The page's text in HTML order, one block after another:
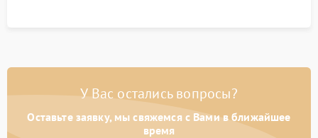
У Вас остались вопросы?
Оставьте заявку, мы свяжемся с Вами в ближайшее
время